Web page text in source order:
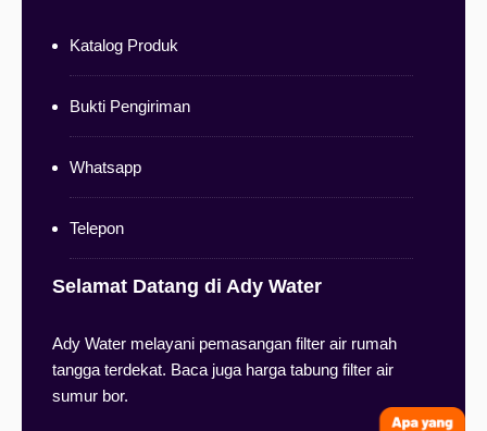
Katalog Produk
Bukti Pengiriman
Whatsapp
Telepon
Selamat Datang di Ady Water
Ady Water melayani pemasangan filter air rumah
tangga terdekat. Baca juga harga tabung filter air
sumur bor.